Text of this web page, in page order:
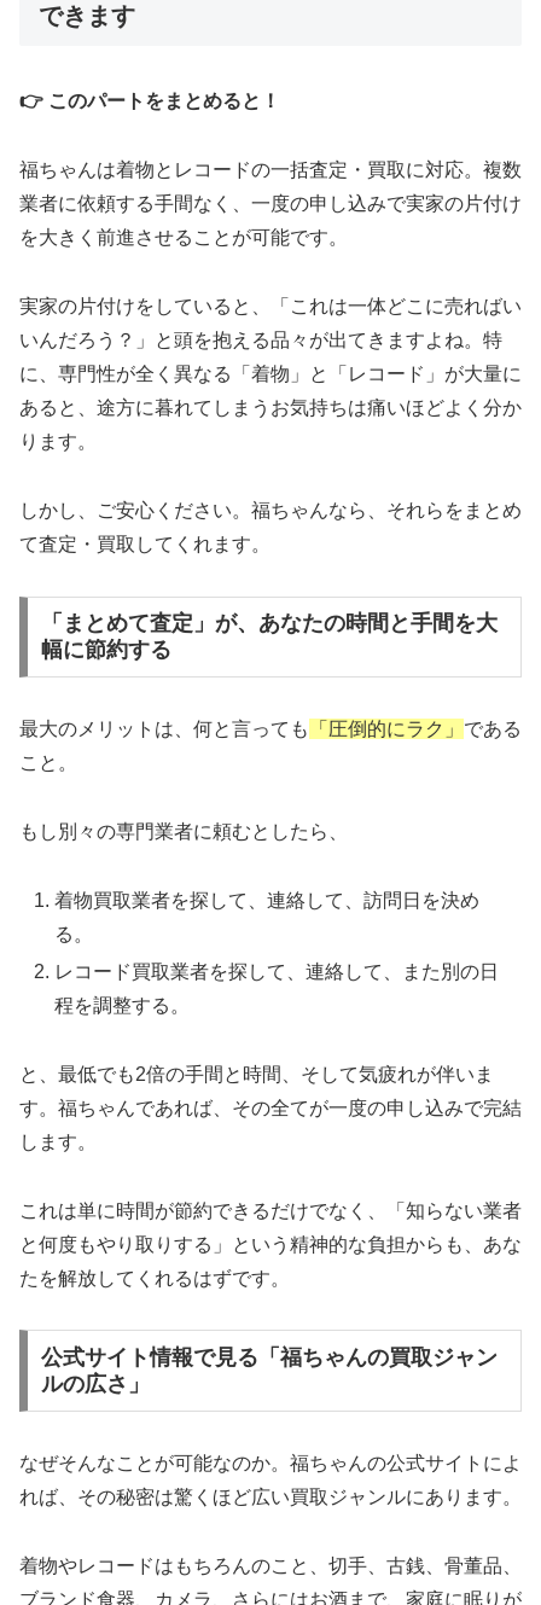
できます
👉 このパートをまとめると！
福ちゃんは着物とレコードの一括査定・買取に対応。複数
業者に依頼する手間なく、一度の申し込みで実家の片付け
を大きく前進させることが可能です。
実家の片付けをしていると、「これは一体どこに売ればい
いんだろう？」と頭を抱える品々が出てきますよね。特
に、専門性が全く異なる「着物」と「レコード」が大量に
あると、途方に暮れてしまうお気持ちは痛いほどよく分か
ります。
しかし、ご安心ください。福ちゃんなら、それらをまとめ
て査定・買取してくれます。
「まとめて査定」が、あなたの時間と手間を大
幅に節約する
最大のメリットは、何と言っても 「圧倒的にラク」 である
こと。
もし別々の専門業者に頼むとしたら、
着物買取業者を探して、連絡して、訪問日を決め
る。
レコード買取業者を探して、連絡して、また別の日
程を調整する。
と、最低でも2倍の手間と時間、そして気疲れが伴いま
す。福ちゃんであれば、その全てが一度の申し込みで完結
します。
これは単に時間が節約できるだけでなく、「知らない業者
と何度もやり取りする」という精神的な負担からも、あな
たを解放してくれるはずです。
公式サイト情報で見る「福ちゃんの買取ジャン
ルの広さ」
なぜそんなことが可能なのか。福ちゃんの公式サイトによ
れば、その秘密は驚くほど広い買取ジャンルにあります。
着物やレコードはもちろんのこと、切手、古銭、骨董品、
ブランド食器、カメラ、さらにはお酒まで、家庭に眠りが